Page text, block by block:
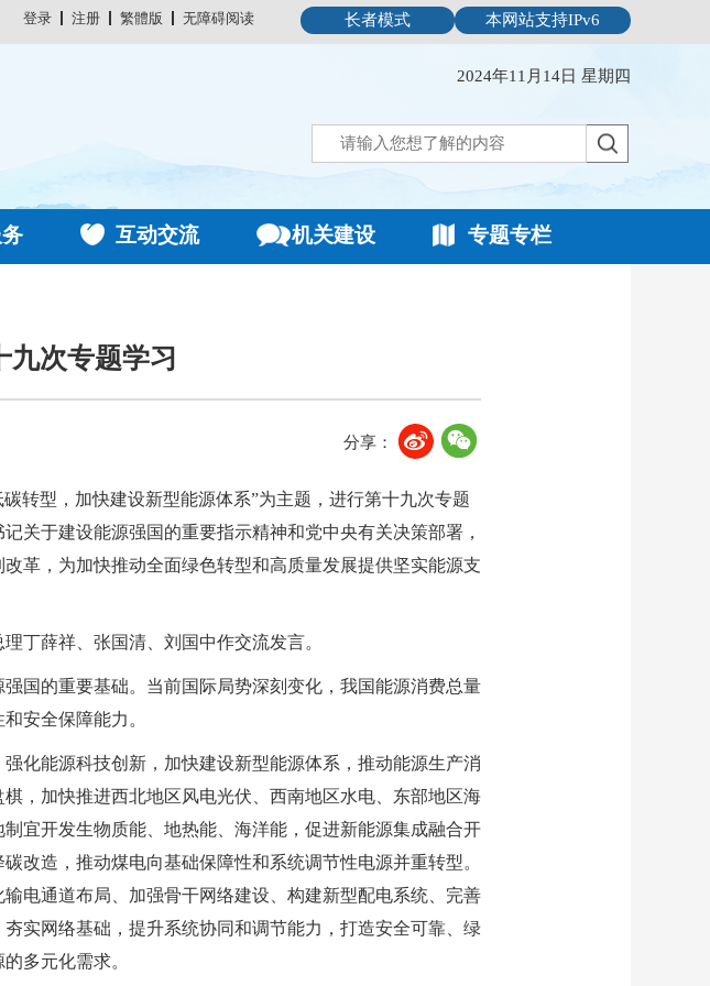
本网站支持IPv6
长者模式
登录 注册 繁體版 无障碍阅读
2024年11月14日 星期四
互动交流 机关建设 专题专栏
次专题学习
分享：
转型，加快建设新型能源体系”为主题，进行第十九次专题
关于建设能源强国的重要指示精神和党中央有关决策部署，
革，为加快推动全面绿色转型和高质量发展提供坚实能源支
丁薛祥、张国清、刘国中作交流发言。
国的重要基础。当前国际局势深刻变化，我国能源消费总量
安全保障能力。
化能源科技创新，加快建设新型能源体系，推动能源生产消
，加快推进西北地区风电光伏、西南地区水电、东部地区海
宜开发生物质能、地热能、海洋能，促进新能源集成融合开
改造，推动煤电向基础保障性和系统调节性电源并重转型。
电通道布局、加强骨干网络建设、构建新型配电系统、完善
实网络基础，提升系统协同和调节能力，打造安全可靠、绿
多元化需求。